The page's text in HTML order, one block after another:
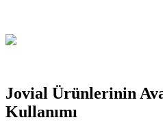
Jovial Ürünlerinin
Kullanımı